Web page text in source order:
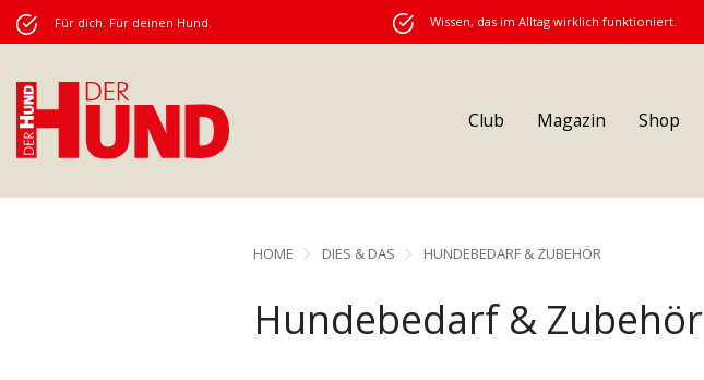
Für dich. Für deinen Hund. Wissen, das im Alltag wirklich funktioniert.
Club Magazin Shop
HOME DIES & DAS HUNDEBEDARF & ZUBEHÖR
Hundebedarf & Zubehör